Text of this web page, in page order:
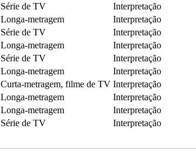
Série de TV
Interpretação
Longa-metragem
Interpretação
Série de TV
Interpretação
Longa-metragem
Interpretação
Série de TV
Interpretação
Longa-metragem
Interpretação
Curta-metragem, filme de TV Interpretação
Longa-metragem
Interpretação
Longa-metragem
Interpretação
Série de TV Interpretação